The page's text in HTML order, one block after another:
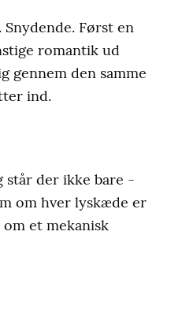
Først en
romantik ud
gennem den samme
ind.
står der ikke bare -
om hver lyskæde er
et mekanisk